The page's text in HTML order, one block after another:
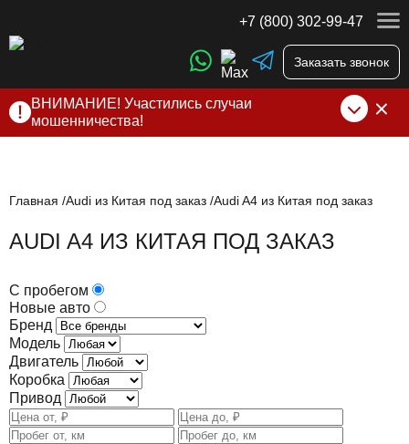
+7 (800) 302-99-47
Заказать звонок
ВНИМАНИЕ! Участились случаи
мошенничества!
нами по официальнымконтактам, указанным в соц сетях
Главная Audi из Китая под заказ Audi A4 из Китая под заказ
AUDI A4 ИЗ КИТАЯ ПОД ЗАКАЗ
С пробегом
Новые авто
Бренд
Модель
Двигатель
Коробка
Привод